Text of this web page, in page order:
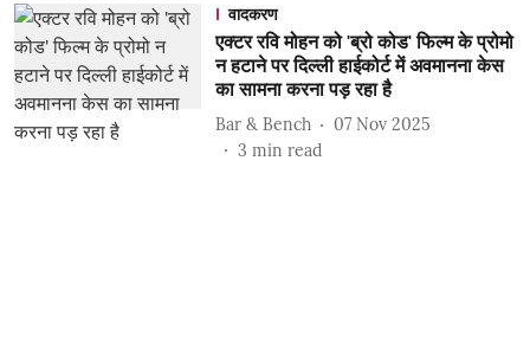
वादकरण
एक्टर रवि मोहन को 'ब्रो कोड' फिल्म के प्रोमो
न हटाने पर दिल्ली हाईकोर्ट में अवमानना ​​केस
का सामना करना पड़ रहा है
Bar & Bench
07 Nov 2025
3 min read